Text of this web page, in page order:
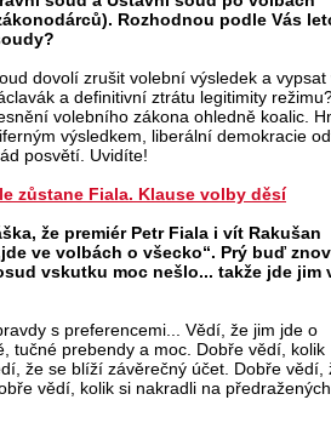
Rozhodnou podle Vás
dovolí zrušit volební výsledek a vypsat
a definitivní ztrátu legitimity
volebního zákona ohledně koalic.
výsledkem, liberální demokracie
posvětí. Uvidíte!
zůstane Fiala. Klause volby děsí
že premiér Petr Fiala i vít Rakušan
ve volbách o všecko“. Prý buď
vskutku moc nešlo... takže jde jim
s preferencemi... Vědí, že jim jde o
tučné prebendy a moc. Dobře vědí, kolik
že se blíží závěrečný účet. Dobře vědí,
vědí, kolik si nakradli na předražených